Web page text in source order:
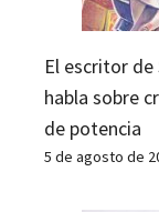
El escritor
habla sobre
de potencia
5 de agosto de